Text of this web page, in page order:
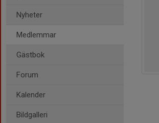
Nyheter
Medlemmar
Gästbok
Forum
Kalender
Bildgalleri